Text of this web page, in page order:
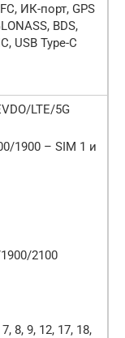
ИК-порт, GPS
BDS,
USB Type-C
LTE/5G
1900 – SIM 1 и
2100
8, 9, 12, 17, 18,